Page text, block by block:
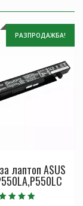
РАЗПРОДАЖБА!
лаптоп ASUS